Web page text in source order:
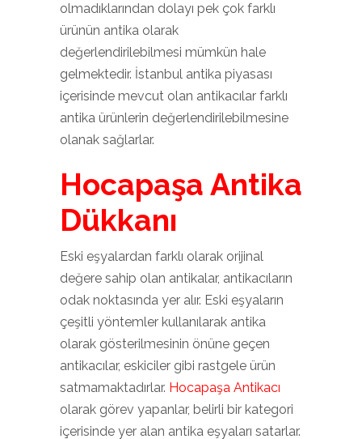
olmadıklarından dolayı pek çok farklı
ürünün antika olarak
değerlendirilebilmesi mümkün hale
gelmektedir. İstanbul antika piyasası
içerisinde mevcut olan antikacılar farklı
antika ürünlerin değerlendirilebilmesine
olanak sağlarlar.
Hocapaşa Antika
Dükkanı
Eski eşyalardan farklı olarak orijinal
değere sahip olan antikalar, antikacıların
odak noktasında yer alır. Eski eşyaların
çeşitli yöntemler kullanılarak antika
olarak gösterilmesinin önüne geçen
antikacılar, eskiciler gibi rastgele ürün
satmamaktadırlar. Hocapaşa Antikacı
olarak görev yapanlar, belirli bir kategori
içerisinde yer alan antika eşyaları satarlar.